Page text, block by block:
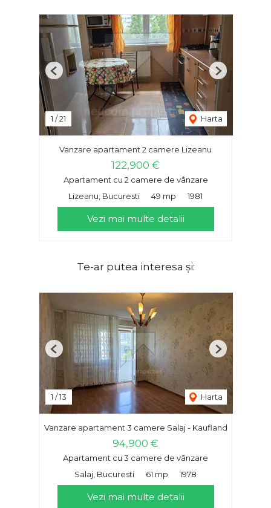
1 /21 Harta
Previous Next
Vanzare apartament 2 camere Lizeanu
122,900 €
Apartament cu 2 camere de vânzare
Lizeanu, Bucuresti
49 mp 1981
Vezi mai multe detalii
Te-ar putea interesa și:
1 /13 Harta
Previous Next
Vanzare apartament 3 camere Salaj - Kaufland
94,900 €
Apartament cu 3 camere de vânzare
Salaj, Bucuresti
61 mp 1978
Vezi mai multe detalii